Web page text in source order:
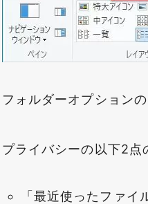
フォルダーオプション
プライバシーの以下2点
「最近使ったファ